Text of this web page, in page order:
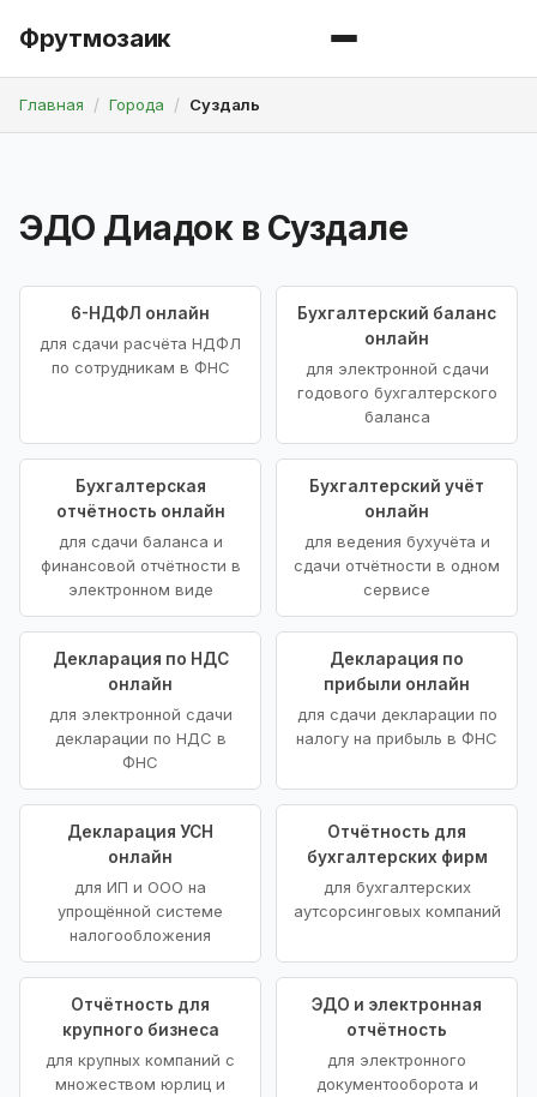
Фрутмозаик
Главная Города Суздаль
ЭДО Диадок в Суздале
6-НДФЛ онлайн
для сдачи расчёта НДФЛ
по сотрудникам в ФНС
Бухгалтерский баланс
онлайн
для электронной сдачи
годового бухгалтерского
баланса
Бухгалтерская
отчётность онлайн
для сдачи баланса и
финансовой отчётности в
электронном виде
Бухгалтерский учёт
онлайн
для ведения бухучёта и
сдачи отчётности в одном
сервисе
Декларация по НДС
онлайн
для электронной сдачи
декларации по НДС в
ФНС
Декларация по
прибыли онлайн
для сдачи декларации по
налогу на прибыль в ФНС
Декларация УСН
онлайн
для ИП и ООО на
упрощённой системе
налогообложения
Отчётность для
бухгалтерских фирм
для бухгалтерских
аутсорсинговых компаний
Отчётность для
крупного бизнеса
для крупных компаний с
множеством юрлиц и
ЭДО и электронная
отчётность
для электронного
документооборота и